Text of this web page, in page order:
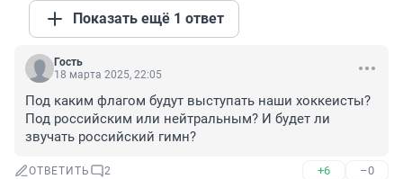
Показать ещё 1 ответ
Гость
18 марта 2025, 22:05
Под каким флагом будут выступать наши хоккеисты?
Под российским или нейтральным? И будет ли
звучать российский гимн?
ОТВЕТИТЬ 2 +6 –0